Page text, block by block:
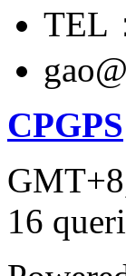
TEL
CPGPS
16